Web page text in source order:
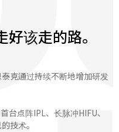
该走的路。
克通过持续不断地增加研发
台点阵IPL、长脉冲HIFU、
技术。